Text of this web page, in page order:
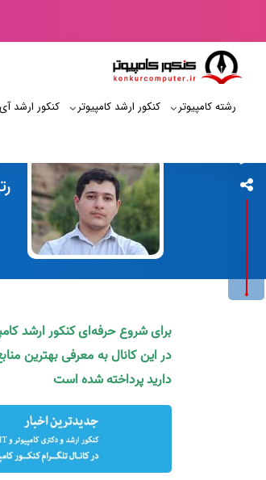
رشته کامپیوتر کنکور ارشد کامپیوتر کنکور ارشد
رتبه
برای شروع حرفه‌ای کنکور ارشد
در این کانال به معرفی بهترین
دارید پرداخته شده است